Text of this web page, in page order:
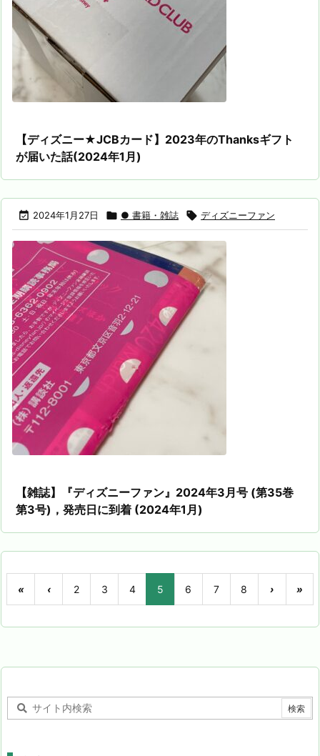
【ディズニー★JCBカード】2023年のThanksギフト
が届いた話(2024年1月)
 2024年1月27日  ● 書籍・雑誌  ディズニーファン
【雑誌】『ディズニーファン』2024年3月号 (第35巻
第3号)，発売日に到着 (2024年1月)
« ‹ 2 3 4 5 6 7 8 › »